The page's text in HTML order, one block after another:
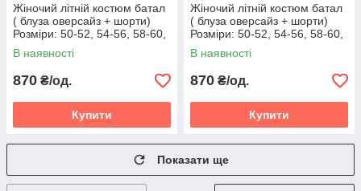
Жіночий літній костюм батал
( блуза оверсайз + шорти)
Розміри: 50-52, 54-56, 58-60,
62-64
В наявності
870 ₴/од.
Купити
Жіночий літній костюм батал
( блуза оверсайз + шорти)
Розміри: 50-52, 54-56, 58-60,
62-64
В наявності
870 ₴/од.
Купити
Показати ще